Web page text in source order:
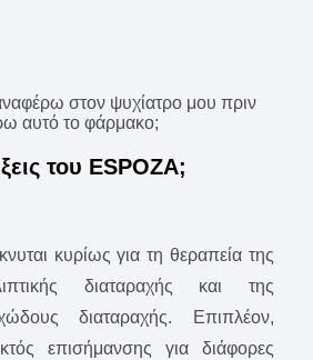
του ESPOZA;
κυρίως για τη θεραπεία της
διαταραχής και της
διαταραχής. Επιπλέον,
επισήμανσης για διάφορες